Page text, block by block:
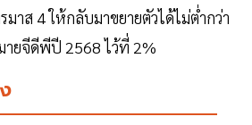
าส 4 ให้กลับมาขยายตัวได้ไม่ต่ำกว่า
ายจีดีพีปี 2568 ไว้ที่ 2%